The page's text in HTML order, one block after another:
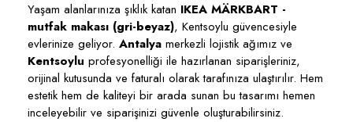
Yaşam alanlarınıza şıklık katan IKEA MÄRKBART -
mutfak makası (gri-beyaz), Kentsoylu güvencesiyle
evlerinize geliyor. Antalya merkezli lojistik ağımız ve
Kentsoylu profesyonelliği ile hazırlanan siparişleriniz,
orijinal kutusunda ve faturalı olarak tarafınıza ulaştırılır. Hem
estetik hem de kaliteyi bir arada sunan bu tasarımı hemen
inceleyebilir ve siparişinizi güvenle oluşturabilirsiniz.